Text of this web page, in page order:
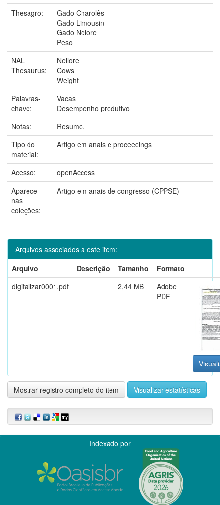
Thesagro:
Gado Charolês
Gado Limousin
Gado Nelore
Peso
NAL
Thesaurus:
Nellore
Cows
Weight
Palavras-
chave:
Vacas
Desempenho produtivo
Notas:
Resumo.
Tipo do
material:
Artigo em anais e proceedings
Acesso:
openAccess
Aparece
nas
coleções:
Artigo em anais de congresso (CPPSE)
Arquivos associados a este item:
Arquivo
Descrição Tamanho
Formato
digitalizar0001.pdf
2,44 MB
Adobe
PDF
Mostrar registro completo do item Visualizar estatísticas
Indexado por